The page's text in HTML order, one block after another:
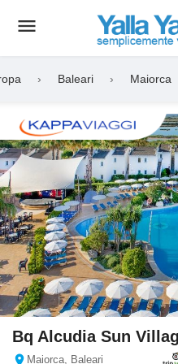
Toggle
menu
› Baleari › Maiorca
chevron_left
Bq Alcudia Sun
location_on Maiorca, Baleari